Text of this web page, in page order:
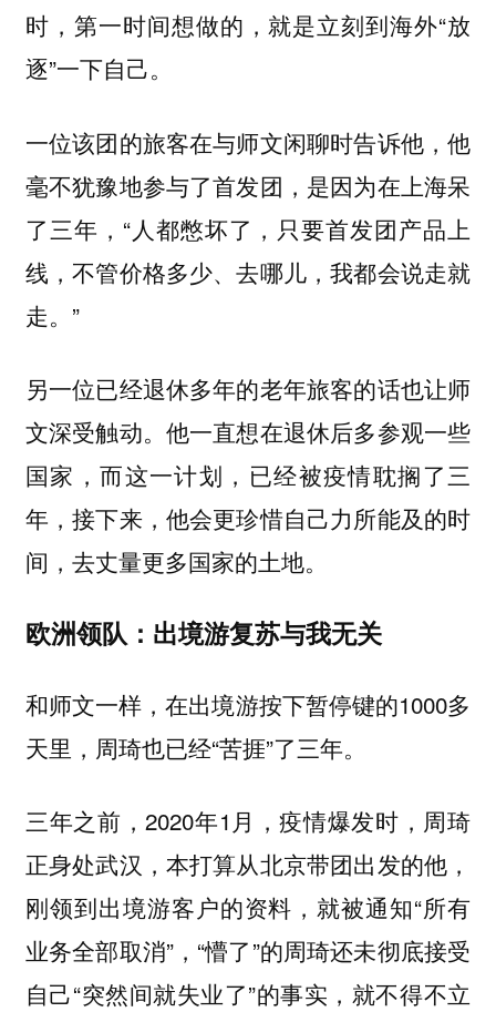
时，第一时间想做的，就是立刻到海外“放
逐”一下自己。
一位该团的旅客在与师文闲聊时告诉他，他
毫不犹豫地参与了首发团，是因为在上海呆
了三年，“人都憋坏了，只要首发团产品上
线，不管价格多少、去哪儿，我都会说走就
走。”
另一位已经退休多年的老年旅客的话也让师
文深受触动。他一直想在退休后多参观一些
国家，而这一计划，已经被疫情耽搁了三
年，接下来，他会更珍惜自己力所能及的时
间，去丈量更多国家的土地。
欧洲领队：出境游复苏与我无关
和师文一样，在出境游按下暂停键的1000多
天里，周琦也已经“苦捱”了三年。
三年之前，2020年1月，疫情爆发时，周琦
正身处武汉，本打算从北京带团出发的他，
刚领到出境游客户的资料，就被通知“所有
业务全部取消”，“懵了”的周琦还未彻底接受
自己“突然间就失业了”的事实，就不得不立